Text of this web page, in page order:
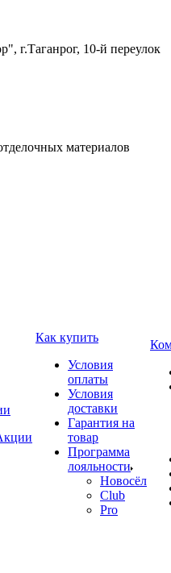
г.Таганрог, 10-й переулок
материалов
Как купить
Условия
оплаты
Условия
доставки
Гарантия на
товар
Программа
лояльности
Новосёл
Club
Pro